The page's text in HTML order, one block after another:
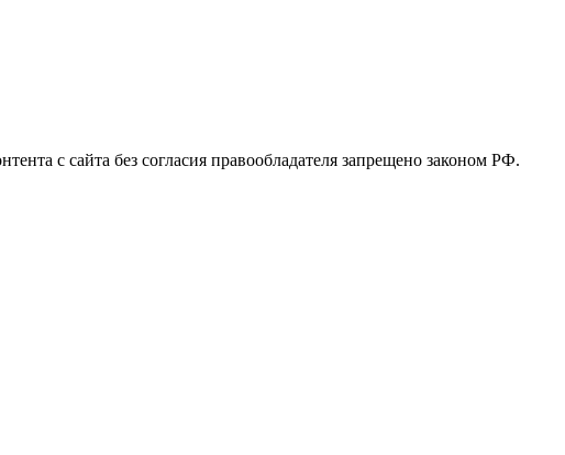
с сайта без согласия правообладателя запрещено законом РФ.